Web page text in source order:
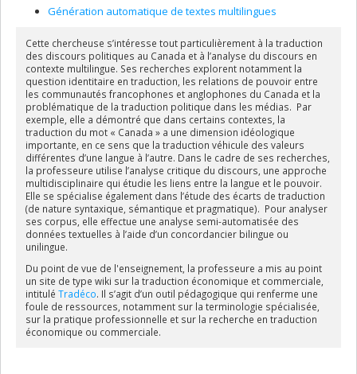
Génération automatique de textes multilingues
Cette chercheuse s’intéresse tout particulièrement à la traduction
des discours politiques au Canada et à l’analyse du discours en
contexte multilingue. Ses recherches explorent notamment la
question identitaire en traduction, les relations de pouvoir entre
les communautés francophones et anglophones du Canada et la
problématique de la traduction politique dans les médias. Par
exemple, elle a démontré que dans certains contextes, la
traduction du mot « Canada » a une dimension idéologique
importante, en ce sens que la traduction véhicule des valeurs
différentes d’une langue à l’autre. Dans le cadre de ses recherches,
la professeure utilise l’analyse critique du discours, une approche
multidisciplinaire qui étudie les liens entre la langue et le pouvoir.
Elle se spécialise également dans l’étude des écarts de traduction
(de nature syntaxique, sémantique et pragmatique). Pour analyser
ses corpus, elle effectue une analyse semi-automatisée des
données textuelles à l’aide d’un concordancier bilingue ou
unilingue.
Du point de vue de l'enseignement, la professeure a mis au point
un site de type wiki sur la traduction économique et commerciale,
intitulé Tradéco. Il s’agit d’un outil pédagogique qui renferme une
foule de ressources, notamment sur la terminologie spécialisée,
sur la pratique professionnelle et sur la recherche en traduction
économique ou commerciale.